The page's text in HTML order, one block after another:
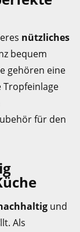
nützliches
bequem
gehören eine
Tropfeinlage
für den
und
Als